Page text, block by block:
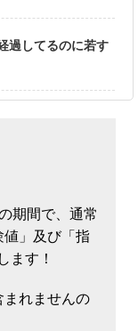
過してるのに若す
期間で、通常
値」及び「指
ます！
まれませんの